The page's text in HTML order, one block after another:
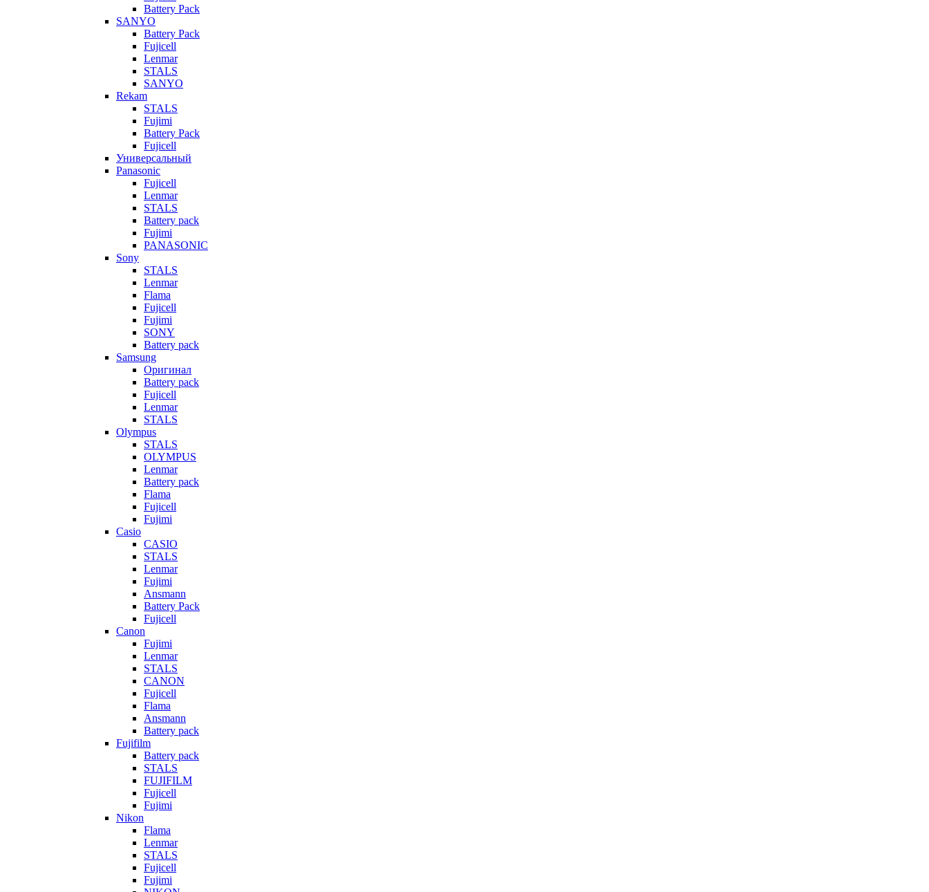
Battery Pack
SANYO
Battery Pack
Fujicell
Lenmar
STALS
SANYO
Rekam
STALS
Fujimi
Battery Pack
Fujicell
Универсальный
Panasonic
Fujicell
Lenmar
STALS
Battery pack
Fujimi
PANASONIC
Sony
STALS
Lenmar
Flama
Fujicell
Fujimi
SONY
Battery pack
Samsung
Оригинал
Battery pack
Fujicell
Lenmar
STALS
Olympus
STALS
OLYMPUS
Lenmar
Battery pack
Flama
Fujicell
Fujimi
Casio
CASIO
STALS
Lenmar
Fujimi
Ansmann
Battery Pack
Fujicell
Canon
Fujimi
Lenmar
STALS
CANON
Fujicell
Flama
Ansmann
Battery pack
Fujifilm
Battery pack
STALS
FUJIFILM
Fujicell
Fujimi
Nikon
Flama
Lenmar
STALS
Fujicell
Fujimi